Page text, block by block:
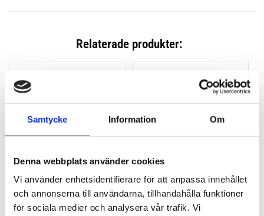
Samtycke Information Om
Denna webbplats använder cookies
Vi använder enhetsidentifierare för att anpassa innehållet
och annonserna till användarna, tillhandahålla funktioner
för sociala medier och analysera vår trafik. Vi
Relaterade produkter:
THULE CLAMP EVO 4-
PACK 710500
THULE CLAMP EDGE 4-
PACK 720500
Lägg